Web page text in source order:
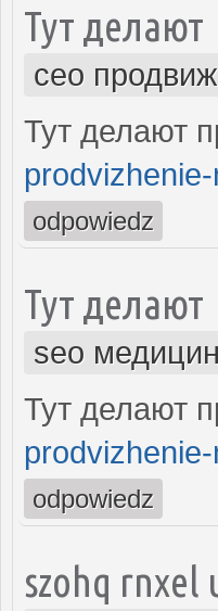
Тут делают
сео
Тут делают
odpowiedz
Тут делают
seo
Тут делают
odpowiedz
szohq rnxel